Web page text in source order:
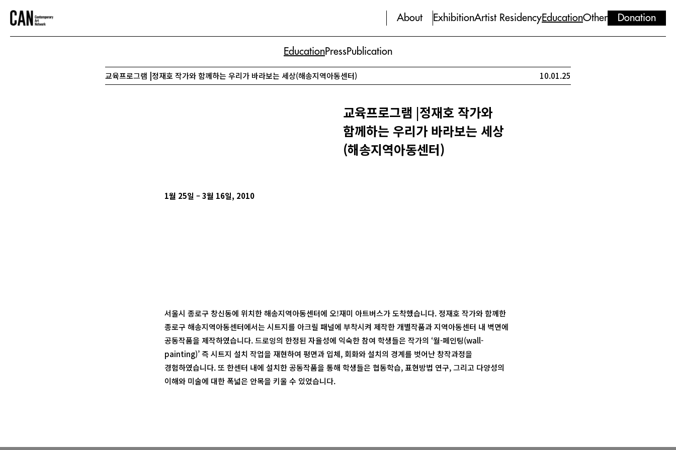
About ExhibitionArtist ResidencyEducationOther Donation
EducationPressPublication
교육프로그램 |정재호 작가와 함께하는 우리가 바라보는 세상(해송지역아동센터) 10.01.25
교육프로그램 |정재호 작가와
함께하는 우리가 바라보는 세상
(해송지역아동센터)
1월 25일 – 3월 16일, 2010
서울시 종로구 창신동에 위치한 해송지역아동센터에 오!재미 아트버스가 도착했습니다. 정재호 작가와 함께한
종로구 해송지역아동센터에서는 시트지를 아크릴 패널에 부착시켜 제작한 개별작품과 지역아동센터 내 벽면에
공동작품을 제작하였습니다. 드로잉의 한정된 자율성에 익숙한 참여 학생들은 작가의 ‘월-페인팅(wall-
painting)’ 즉 시트지 설치 작업을 재현하여 평면과 입체, 회화와 설치의 경계를 벗어난 창작과정을
경험하였습니다. 또 한센터 내에 설치한 공동작품을 통해 학생들은 협동학습, 표현방법 연구, 그리고 다양성의
이해와 미술에 대한 폭넓은 안목을 키울 수 있었습니다.